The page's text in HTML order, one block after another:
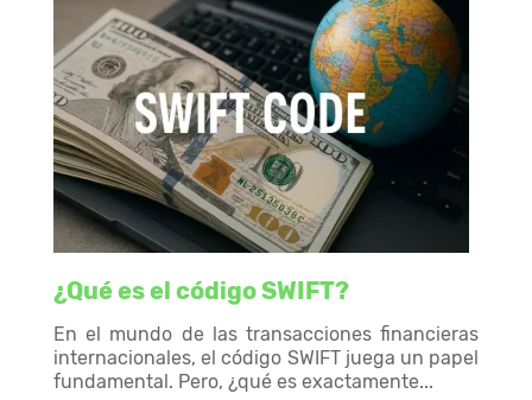
¿Qué es el código SWIFT?
En el mundo de las transacciones financieras
internacionales, el código SWIFT juega un papel
fundamental. Pero, ¿qué es exactamente...